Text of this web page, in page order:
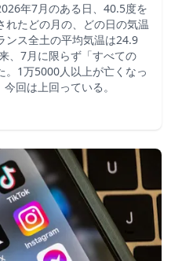
年7月のある日、40.5度を
れたどの月の、どの日の気温
ンス全土の平均気温は24.9
、7月に限らず「すべての
。1万5000人以上が亡くなっ
回は上回っている。